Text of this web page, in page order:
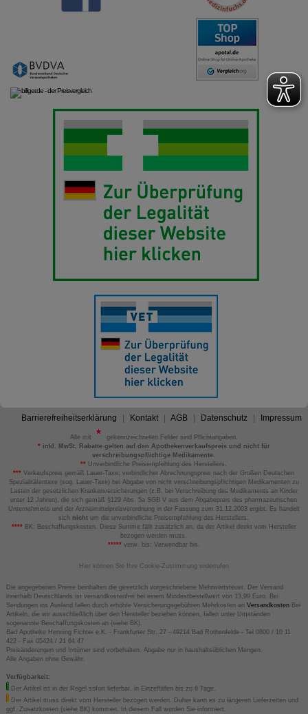
Barrierefreiheitserklärung Kontakt AGB Datenschutz Impressum
Alle mit
gekennzeichneten Felder sind Pflichtangaben.
*inkl. MwSt. Rabatte gelten auf den Apothekenverkaufspreis und nicht für
verschreibungspflichtige Medikamente.
** Unverbindliche Preisempfehlung des Herstellers.
*** Verkaufspreis gemäß Lauer-Taxe; verbindlicher Abrechnungspreis nach der Großen Deutschen
Spezialitätentaxe (sog. Lauer-Taxe) bei Abgabe von nicht verschreibungspflichtigen Medikamenten zu
Lasten der gesetzlichen Krankenversicherungen (z.B. bei Verschreibung des Medikaments an Kinder
unter 12 Jahren), die sich gemäß §129 Abs. 5a SGB V aus dem Abgabepreis des pharmazeutischen
Unternehmens und der Arzneimittelpreisverordnung in der Fassung zum 31.12.2003 ergibt. Es handelt
sich nicht um die unverbindliche Preisempfehlung des Herstellers.
****BK: Beschaffungskosten. Diese Summe fällt zusätzlich an, da der Artikel direkt vom Hersteller
bezogen werden muss.
*****verw. bis: Verwendbar bis.
Hier können Sie Ihre Cookie-Zustimmung widerrufen
Die angegebenen Preise beinhalten die gesetzlich vorgeschriebene Mehrwertsteuer. Der Versand
innerhalb Deutschlands ist versandkostenfrei bei einem Mindestbestellwert von 13,99 Euro. Bei
Sendungen ins Ausland fallen durch erhöhte Versicherungsgebühren Mehrkosten an VersandkostenBei
Artikeln, die wir ausschließlich über den Hersteller beziehen können, fallen unter Umständen
sogenannte Beschaffungskosten an (siehe BK).
Bad Apotheke Henning Fichter e.K. - Frankfurter Str. 27 - 49214 Bad Rothenfelde - Tel 0800 / 10 11
422 - Fax 05424 / 21 64 47
Preisänderungen und Irrtümer sind vorbehalten. Abgabe nur in haushaltsüblichen Mengen.
Alle Angaben ohne Gewähr.
Verfügbarkeit:
Der Artikel ist in der Regel sofort lieferbar, in Einzelfällen bis zu 6 Tage.
Der Artikel muss direkt vom Hersteller bezogen werden. Daher kann es zu längeren Lieferzeiten und
ggf. Zusatzkosten (siehe BK) kommen. In diesem Fall werden Sie informiert.